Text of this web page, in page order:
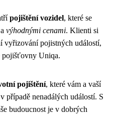
pojištění vozidel, které se
výhodnými cenami. Klienti si
vyřizování pojistných událostí,
pojišťovny Uniqa.
pojištění, které vám a vaší
případě nenadálých událostí. S
budoucnost je v dobrých